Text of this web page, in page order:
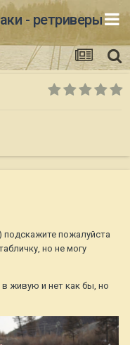
- ретриверы
пожалуйста
но не могу
живую и нет как бы, но